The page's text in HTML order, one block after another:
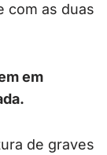
com as duas
em
de graves